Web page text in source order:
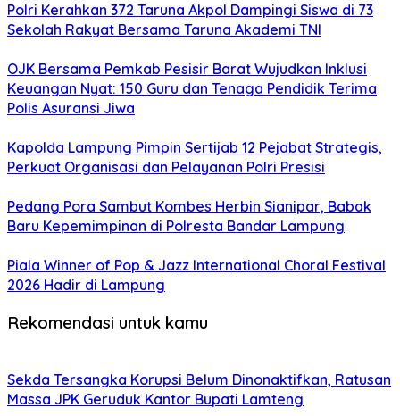
Polri Kerahkan 372 Taruna Akpol Dampingi Siswa di 73
Sekolah Rakyat Bersama Taruna Akademi TNI
OJK Bersama Pemkab Pesisir Barat Wujudkan Inklusi
Keuangan Nyat: 150 Guru dan Tenaga Pendidik Terima
Polis Asuransi Jiwa
Kapolda Lampung Pimpin Sertijab 12 Pejabat Strategis,
Perkuat Organisasi dan Pelayanan Polri Presisi
Pedang Pora Sambut Kombes Herbin Sianipar, Babak
Baru Kepemimpinan di Polresta Bandar Lampung
Piala Winner of Pop & Jazz International Choral Festival
2026 Hadir di Lampung
Rekomendasi untuk kamu
Sekda Tersangka Korupsi Belum Dinonaktifkan, Ratusan
Massa JPK Geruduk Kantor Bupati Lamteng